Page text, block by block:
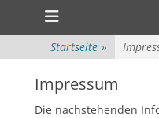
zum
Inhalt
überspringen
Primärmenü
Startseite »
Impressum
Die nachstehenden